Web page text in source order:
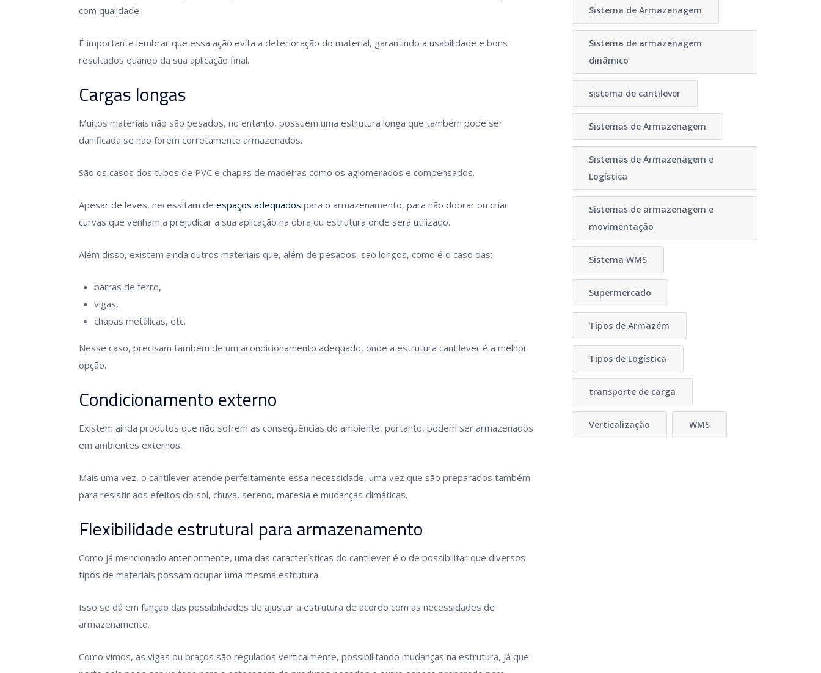
com qualidade.
É importante lembrar que essa ação evita a deterioração do material, garantindo a usabilidade e bons
resultados quando da sua aplicação final.
Cargas longas
Muitos materiais não são pesados, no entanto, possuem uma estrutura longa que também pode ser
danificada se não forem corretamente armazenados.
São os casos dos tubos de PVC e chapas de madeiras como os aglomerados e compensados.
Apesar de leves, necessitam de espaços adequados para o armazenamento, para não dobrar ou criar
curvas que venham a prejudicar a sua aplicação na obra ou estrutura onde será utilizado.
Além disso, existem ainda outros materiais que, além de pesados, são longos, como é o caso das:
barras de ferro,
vigas,
chapas metálicas, etc.
Nesse caso, precisam também de um acondicionamento adequado, onde a estrutura cantilever é a melhor
opção.
Condicionamento externo
Existem ainda produtos que não sofrem as consequências do ambiente, portanto, podem ser armazenados
em ambientes externos.
Mais uma vez, o cantilever atende perfeitamente essa necessidade, uma vez que são preparados também
para resistir aos efeitos do sol, chuva, sereno, maresia e mudanças climáticas.
Flexibilidade estrutural para armazenamento
Como já mencionado anteriormente, uma das características do cantilever é o de possibilitar que diversos
tipos de materiais possam ocupar uma mesma estrutura.
Isso se dá em função das possibilidades de ajustar a estrutura de acordo com as necessidades de
armazenamento.
Como vimos, as vigas ou braços são regulados verticalmente, possibilitando mudanças na estrutura, já que
Sistema de Armazenagem
Sistema de armazenagem
dinâmico
sistema de cantilever
Sistemas de Armazenagem
Sistemas de Armazenagem e
Logística
Sistemas de armazenagem e
movimentação
Sistema WMS
Supermercado
Tipos de Armazém
Tipos de Logística
transporte de carga
Verticalização WMS